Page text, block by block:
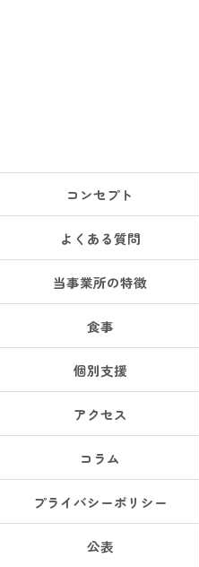
コンセプト
よくある質問
当事業所の特徴
食事
個別支援
アクセス
コラム
プライバシーポリシー
公表